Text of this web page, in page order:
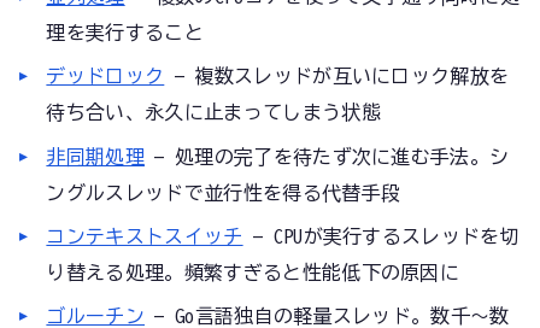
理を実行すること
デッドロック
— 複数スレッドが互いにロック解放を
待ち合い、永久に止まってしまう状態
非同期処理 — 処理の完了を待たず次に進む手法。シ
ングルスレッドで並行性を得る代替手段
コンテキストスイッチ — CPUが実行するスレッドを切
り替える処理。頻繁すぎると性能低下の原因に
ゴルーチン — Go言語独自の軽量スレッド。数千〜数